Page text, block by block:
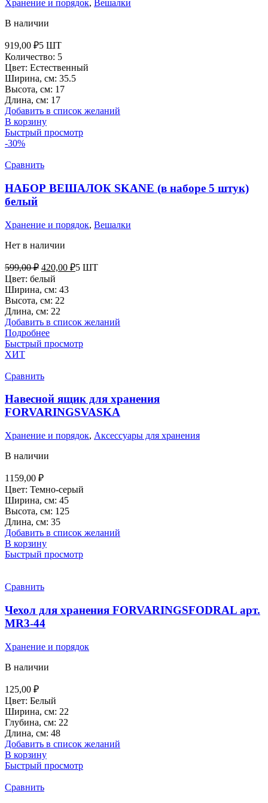
Хранение и порядок, Вешалки
В наличии
919,00 ₽5 ШТ
Количество: 5
Цвет: Естественный
Ширина, см: 35.5
Высота, см: 17
Длина, см: 17
Добавить в список желаний
В корзину
Быстрый просмотр
-30%
Сравнить
НАБОР ВЕШАЛОК SKANE (в наборе 5 штук)
белый
Хранение и порядок, Вешалки
Нет в наличии
599,00₽ Первоначальная
цена
составляла
599,00 ₽.
420,00 ₽Текущая
5 ШТ
Цвет: белый
Ширина, см: 43
Высота, см: 22
Длина, см: 22
Добавить в список желаний
Подробнее
Быстрый просмотр
ХИТ
Сравнить
Навесной ящик для хранения
FORVARINGSVASKA
Хранение и порядок, Аксессуары для хранения
В наличии
1159,00 ₽
Цвет: Темно-серый
Ширина, см: 45
Высота, см: 125
Длина, см: 35
Добавить в список желаний
В корзину
Быстрый просмотр
Сравнить
Чехол для хранения FORVARINGSFODRAL арт.
MR3-44
Хранение и порядок
В наличии
125,00 ₽
Цвет: Белый
Ширина, см: 22
Глубина, см: 22
Длина, см: 48
Добавить в список желаний
В корзину
Быстрый просмотр
Сравнить